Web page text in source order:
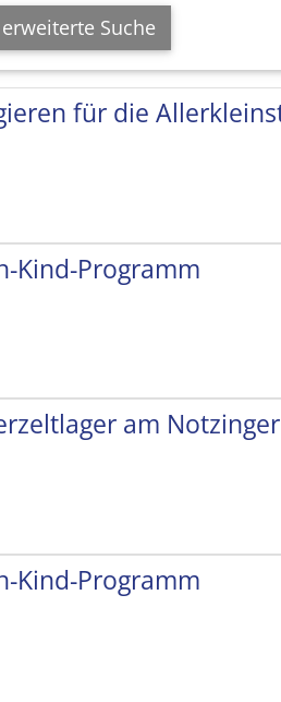
erweiterte Suche
für die
Kind-Programm
am
Kind-Programm